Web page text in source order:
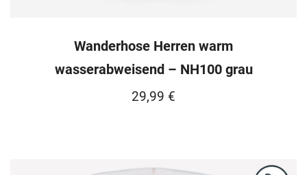
Wanderhose Herren warm
wasserabweisend – NH100 grau
29,99 €